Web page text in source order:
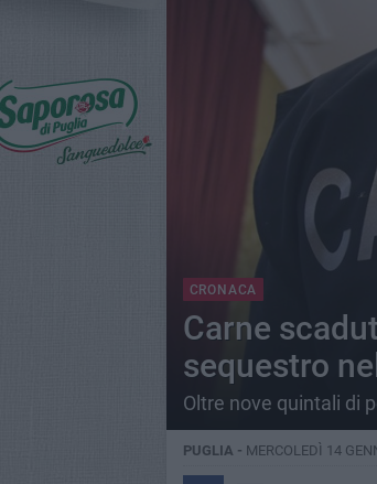
CRONACA
Carne
sequestro
Oltre nove quintali di
PUGLIA - MERCOLEDÌ 14